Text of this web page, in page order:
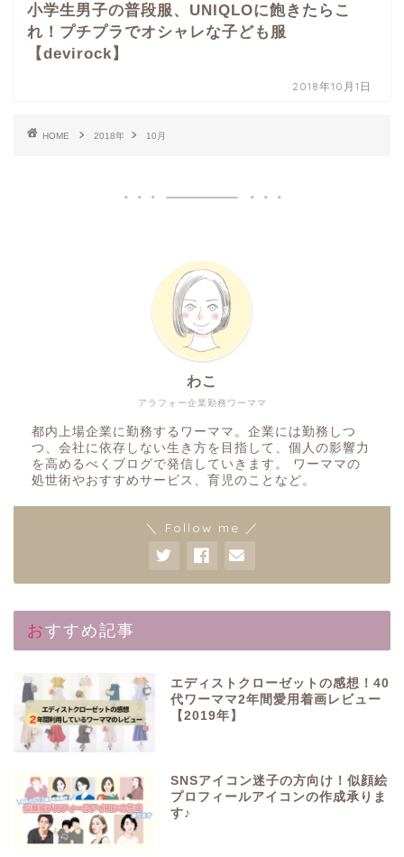
小学生男子の普段服、UNIQLOに飽きたらこ
れ！プチプラでオシャレな子ども服
【devirock】
2018年10月1日
HOME 2018年 10月
アラフォー企業勤務ワーママ
わこ
都内上場企業に勤務するワーママ。企業には勤務しつ
つ、会社に依存しない生き方を目指して、個人の影響力
を高めるべくブログで発信していきます。 ワーママの
処世術やおすすめサービス、育児のことなど。
＼ Follow me ／
おすすめ記事
エディストクローゼットの感想！40
代ワーママ2年間愛用着画レビュー
【2019年】
SNSアイコン迷子の方向け！似顔絵
プロフィールアイコンの作成承りま
す♪